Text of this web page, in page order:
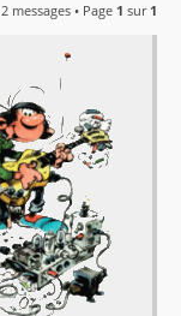
2 messages • Page 1 sur 1